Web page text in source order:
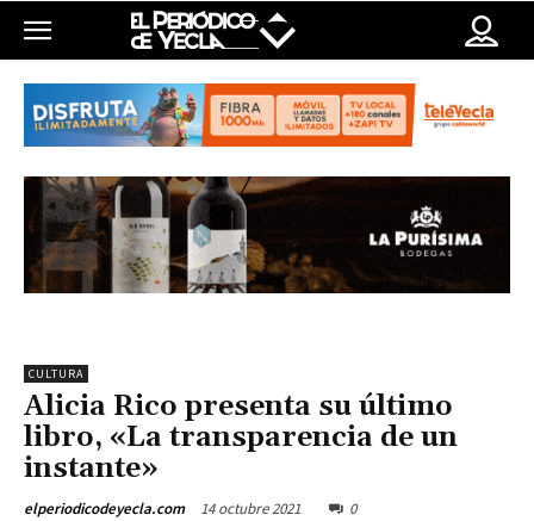
CULTURA
Alicia Rico presenta su último
libro, «La transparencia de un
instante»
elperiodicodeyecla.com 14 octubre 2021 0